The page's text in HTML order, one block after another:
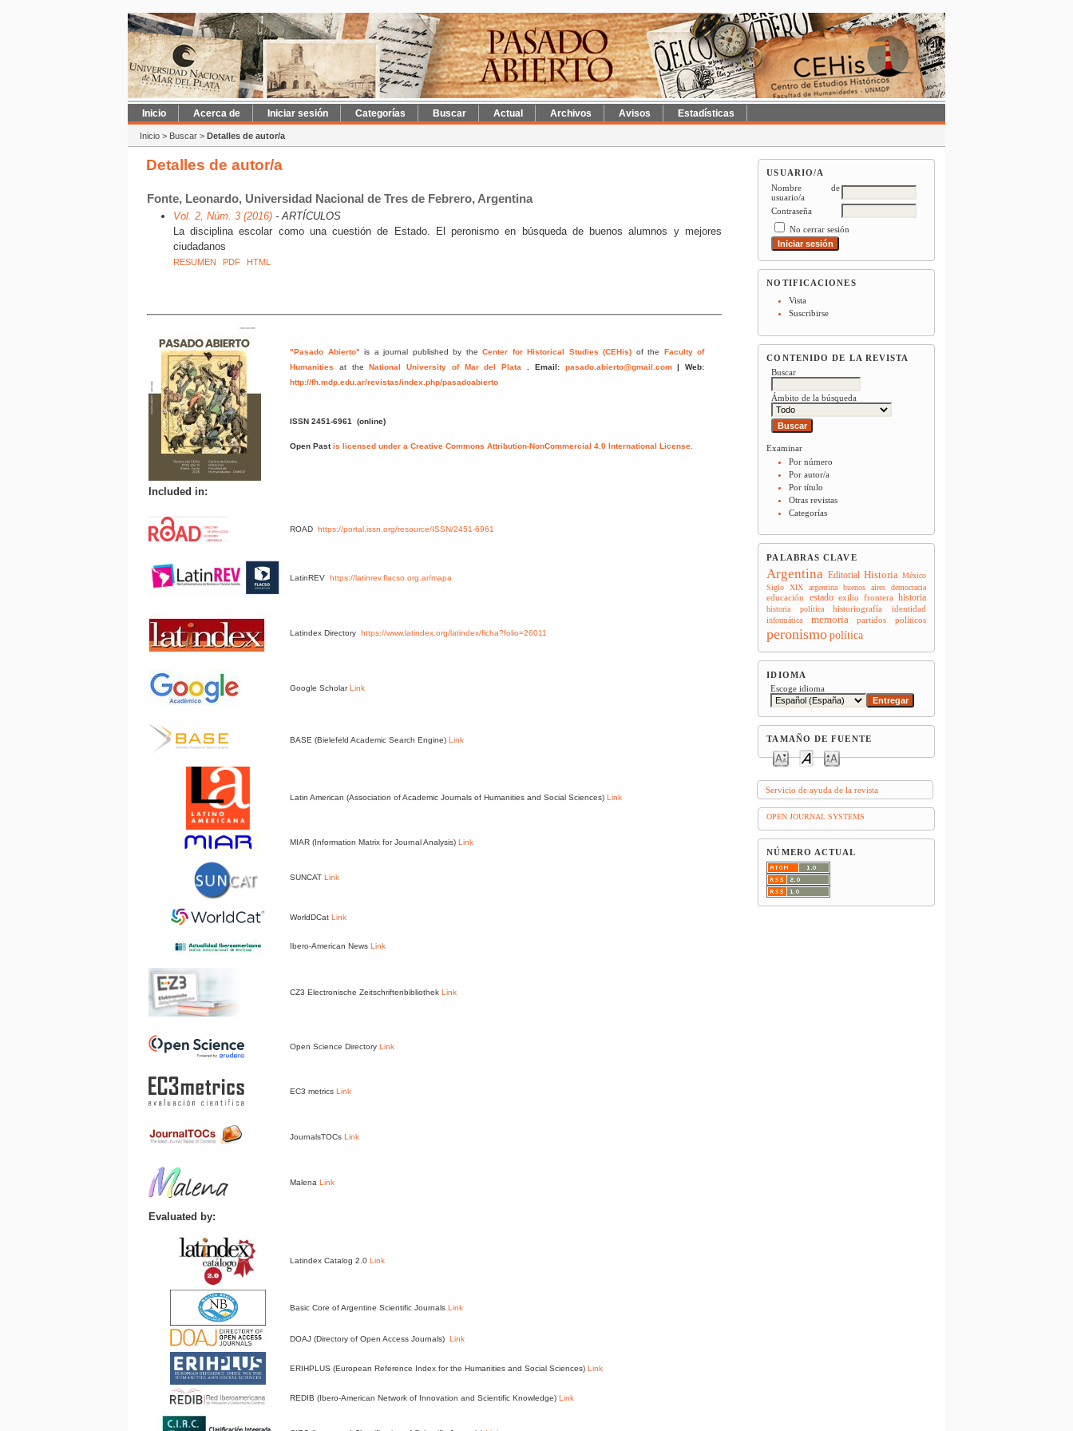
USUARIO/A
Nombre de
usuario/a
Contraseña
No cerrar sesión
NOTIFICACIONES
Vista
Suscribirse
CONTENIDO DE LA REVISTA
Buscar
Ámbito de la búsqueda
Examinar
Por número
Por autor/a
Por título
Otras revistas
Categorías
PALABRAS CLAVE
Argentina Editorial Historia México
Siglo XIX
argentina buenos aires democracia
educación estado exilio frontera historia
historia política historiografía identidad
informática memoria partidos políticos
peronismo política
IDIOMA
Escoge idioma
TAMAÑO DE FUENTE
Servicio de ayuda de la revista
OPEN JOURNAL SYSTEMS
NÚMERO ACTUAL
Inicio Acerca de Iniciar sesión Categorías Buscar Actual Archivos Avisos Estadísticas
Inicio > Buscar > Detalles de autor/a
Detalles de autor/a
Fonte, Leonardo, Universidad Nacional de Tres de Febrero, Argentina
Vol. 2, Núm. 3 (2016)- ARTÍCULOS
La disciplina escolar como una cuestión de Estado. El peronismo en búsqueda de buenos alumnos y mejores
ciudadanos
RESUMEN PDF HTML
"Pasado Abierto" is a journal published by the Center for Historical Studies (CEHis) of the Faculty of
Humanities at the National University of Mar del Plata Email: pasado.abierto@gmail.com|Web:
http://fh.mdp.edu.ar/revistas/index.php/pasadoabierto
ISSN 2451-6961(online)
Open Pastis licensed under a Creative Commons Attribution-NonCommercial 4.0 International License.
Included in:
ROADhttps://portal.issn.org/resource/ISSN/2451-6961
LatinREVhttps://latinrev.flacso.org.ar/mapa
Latindex Directoryhttps://www.latindex.org/latindex/ficha?folio=26011
Google ScholarLink
BASE (Bielefeld Academic Search Engine)Link
Latin American (Association of Academic Journals of Humanities and Social Sciences)Link
MIAR (Information Matrix for Journal Analysis)Link
SUNCATLink
WorldDCatLink
Ibero-American NewsLink
CZ3 Electronische ZeitschriftenbibliothekLink
Open Science DirectoryLink
EC3 metricsLink
JournalsTOCsLink
MalenaLink
Evaluated by:
Latindex Catalog 2.0Link
Basic Core of Argentine Scientific JournalsLink
DOAJ (Directory of Open Access Journals)Link
ERIHPLUS (European Reference Index for the Humanities and Social Sciences)Link
REDIB (Ibero-American Network of Innovation and Scientific Knowledge)Link